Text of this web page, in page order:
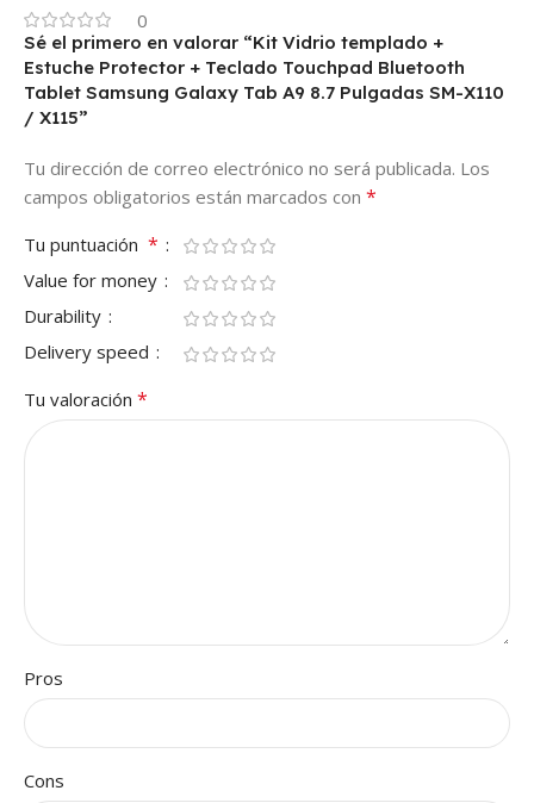
0
Sé el primero en valorar “Kit Vidrio templado +
Estuche Protector + Teclado Touchpad Bluetooth
Tablet Samsung Galaxy Tab A9 8.7 Pulgadas SM-X110
/ X115”
Tu dirección de correo electrónico no será publicada. Los
campos obligatorios están marcados con *
Tu puntuación *
Value for money
Durability
Delivery speed
Tu valoración *
Pros
Cons